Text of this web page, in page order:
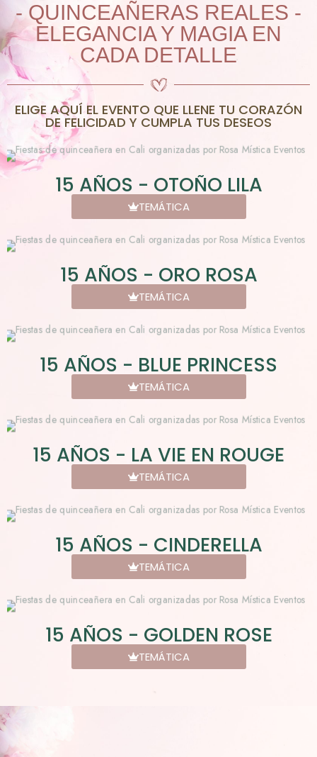
- QUINCEAÑERAS REALES -
ELEGANCIA Y MAGIA EN
CADA DETALLE
ELIGE AQUÍ EL EVENTO QUE LLENE TU CORAZÓN
DE FELICIDAD Y CUMPLA TUS DESEOS
15 AÑOS - OTOÑO LILA
TEMÁTICA
15 AÑOS - ORO ROSA
TEMÁTICA
15 AÑOS - BLUE PRINCESS
TEMÁTICA
15 AÑOS - LA VIE EN ROUGE
TEMÁTICA
15 AÑOS - CINDERELLA
TEMÁTICA
15 AÑOS - GOLDEN ROSE
TEMÁTICA